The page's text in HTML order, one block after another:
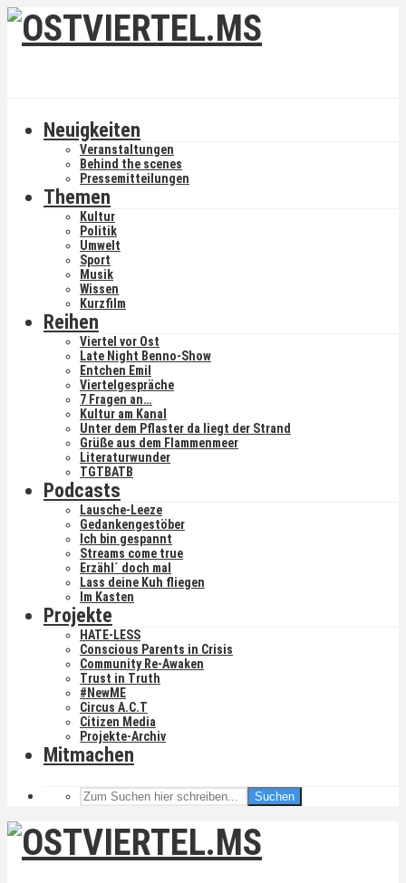
Neuigkeiten
Veranstaltungen
Behind the scenes
Pressemitteilungen
Themen
Kultur
Politik
Umwelt
Sport
Musik
Wissen
Kurzfilm
Reihen
Viertel vor Ost
Late Night Benno-Show
Entchen Emil
Viertelgespräche
7 Fragen an…
Kultur am Kanal
Unter dem Pflaster da liegt der Strand
Grüße aus dem Flammenmeer
Literaturwunder
TGTBATB
Podcasts
Lausche-Leeze
Gedankengestöber
Ich bin gespannt
Streams come true
Erzähl´ doch mal
Lass deine Kuh fliegen
Im Kasten
Projekte
HATE-LESS
Conscious Parents in Crisis
Community Re-Awaken
Trust in Truth
#NewME
Circus A.C.T
Citizen Media
Projekte-Archiv
Mitmachen
Suchen